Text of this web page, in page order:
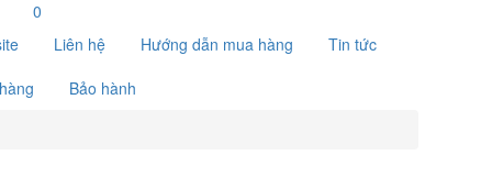
0
Liên hệ Hướng dẫn mua hàng
Tin tức
Bảo hành